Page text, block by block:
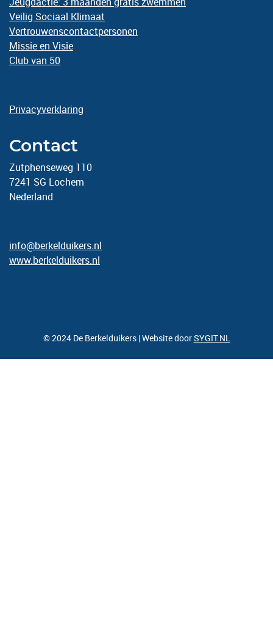
Veilig Sociaal Klimaat
Vertrouwenscontactpersonen
Missie en Visie
Club van 50
Privacyverklaring
Contact
Zutphenseweg 110
7241 SG Lochem
Nederland
info@berkelduikers.nl
www.berkelduikers.nl
© 2024 De Berkelduikers | Website doorSYGIT.NL